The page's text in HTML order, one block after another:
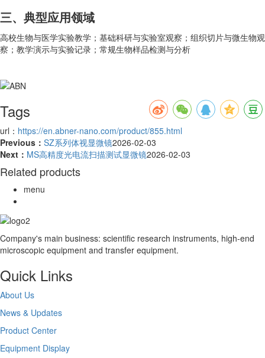
三、典型应用领域
高校生物与医学实验教学；基础科研与实验室观察；组织切片与微生物观
察；教学演示与实验记录；常规生物样品检测与分析
Tags
url： https://en.abner-nano.com/product/855.html
Previous： SZ系列体视显微镜2026-02-03
Next： MS高精度光电流扫描测试显微镜2026-02-03
Related products
menu
Company's main business: scientific research instruments, high-end
microscopic equipment and transfer equipment.
Quick Links
About Us
News & Updates
Product Center
Equipment Display